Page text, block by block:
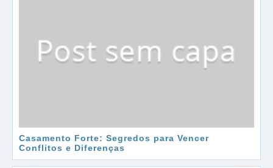
Casamento Forte: Segredos para Vencer
Conflitos e Diferenças